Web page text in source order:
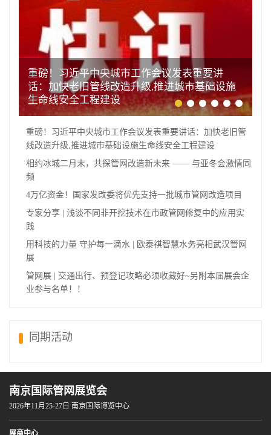
重磅！习近平中央城市工作会议发表重要讲
话：加快老旧管线改造升级,推进城市基础设施
生命线安全工程建设
重磅！习近平中央城市工作会议发表重要讲话：加快老旧管
线改造升级,推进城市基础设施生命线安全工程建设
相约冰城二月末，共探管网改造新未来 —— 与亚冬会激情同
频
4万亿资金！国家发改委将优先支持一批城市管网改造项目
专家分享 | 浅谈不同非开挖技术在市政管网修复中的应用实
践
用科技的力量 守护每一滴水 | 欧泰祺智慧水务亮相武汉管网
展
管网展 | 交通出行、预登记攻略必须收藏好~另附本届展会企
业参与名单！！
同期活动
南京国际管网展览会
2026年11月25-27日 南京国际博览中心